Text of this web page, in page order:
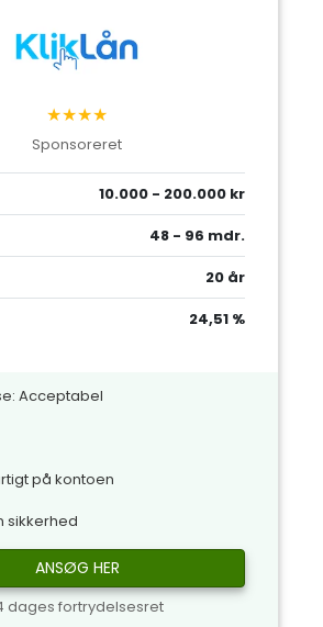
★★★★
Sponsoreret
10.000 - 200.000 kr
48 - 96 mdr.
20 år
24,51 %
Acceptabel
på kontoen
sikkerhed
ANSØG HER
dages fortrydelsesret